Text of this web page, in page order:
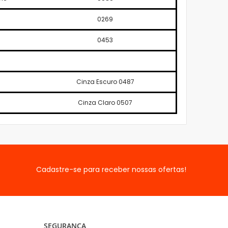
0269
0453
Cinza Escuro 0487
Cinza Claro 0507
Cadastre-se para receber nossas ofertas!
SEGURANÇA